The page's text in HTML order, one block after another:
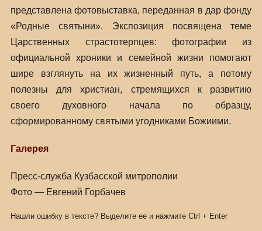
представлена фотовыставка, переданная в дар фонду
«Родные святыни». Экспозиция посвящена теме
Царственных страстотерпцев: фотографии из
официальной хроники и семейной жизни помогают
шире взглянуть на их жизненный путь, а потому
полезны для христиан, стремящихся к развитию
своего духовного начала по образцу,
сформированному святыми угодниками Божиими.
Галерея
Пресс-служба Кузбасской митрополии
Фото — Евгений Горбачев
Нашли ошибку в тексте? Выделите ее и нажмите Ctrl + Enter